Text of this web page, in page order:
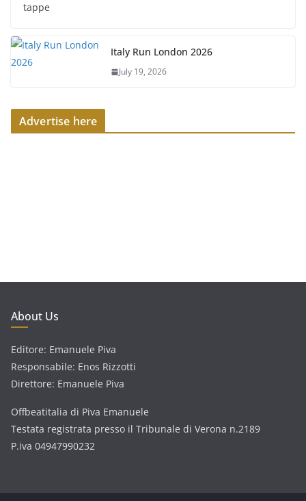
tappe
Italy Run London 2026
July 19, 2026
Advertise here
About Us
Editore: Emanuele Piva
Responsabile: Enos Rizzotti
Direttore: Emanuele Piva
Offbeatitalia di Piva Emanuele
Testata registrata presso il Tribunale di Verona n.2189
P.iva 04947990232